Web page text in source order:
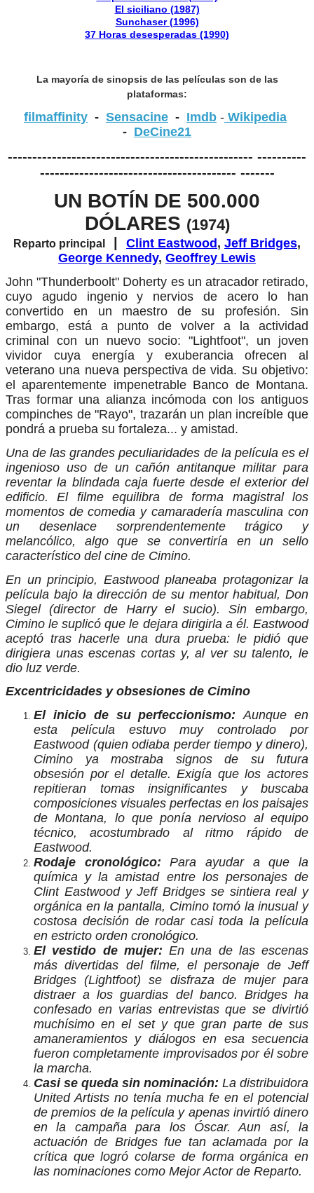
El siciliano (1987)
Sunchaser (1996)
37 Horas desesperadas (1990)
La mayoría de sinopsis de las películas son de las
plataformas:
filmaffinity - Sensacine - Imdb - Wikipedia
- DeCine21
-------------------------------------------------- ----------
---------------------------------------- -------
UN BOTÍN DE 500.000
DÓLARES (1974)
Reparto principal Clint Eastwood , Jeff Bridges,
George Kennedy, Geoffrey Lewis
John "Thunderboolt" Doherty es un atracador retirado,
cuyo agudo ingenio y nervios de acero lo han
convertido en un maestro de su profesión. Sin
embargo, está a punto de volver a la actividad
criminal con un nuevo socio: "Lightfoot", un joven
vividor cuya energía y exuberancia ofrecen al
veterano una nueva perspectiva de vida. Su objetivo:
el aparentemente impenetrable Banco de Montana.
Tras formar una alianza incómoda con los antiguos
compinches de "Rayo", trazarán un plan increíble que
pondrá a prueba su fortaleza... y amistad.
Una de las grandes peculiaridades de la película es el
ingenioso uso de un cañón antitanque militar para
reventar la blindada caja fuerte desde el exterior del
edificio. El filme equilibra de forma magistral los
momentos de comedia y camaradería masculina con
un desenlace sorprendentemente trágico y
melancólico, algo que se convertiría en un sello
característico del cine de Cimino.
En un principio, Eastwood planeaba protagonizar la
película bajo la dirección de su mentor habitual, Don
Siegel (director de Harry el sucio). Sin embargo,
Cimino le suplicó que le dejara dirigirla a él. Eastwood
aceptó tras hacerle una dura prueba: le pidió que
dirigiera unas escenas cortas y, al ver su talento, le
dio luz verde.
Excentricidades y obsesiones de Cimino
El inicio de su perfeccionismo:Aunque en
esta película estuvo muy controlado por
Eastwood (quien odiaba perder tiempo y dinero),
Cimino ya mostraba signos de su futura
obsesión por el detalle. Exigía que los actores
repitieran tomas insignificantes y buscaba
composiciones visuales perfectas en los paisajes
de Montana, lo que ponía nervioso al equipo
técnico, acostumbrado al ritmo rápido de
Eastwood.
Rodaje cronológico: Para ayudar a que la
química y la amistad entre los personajes de
Clint Eastwood y Jeff Bridges se sintiera real y
orgánica en la pantalla, Cimino tomó la inusual y
costosa decisión de rodar casi toda la película
en estricto orden cronológico.
El vestido de mujer: En una de las escenas
más divertidas del filme, el personaje de Jeff
Bridges (Lightfoot) se disfraza de mujer para
distraer a los guardias del banco. Bridges ha
confesado en varias entrevistas que se divirtió
muchísimo en el set y que gran parte de sus
amaneramientos y diálogos en esa secuencia
fueron completamente improvisados por él sobre
la marcha.
Casi se queda sin nominación: La distribuidora
United Artists no tenía mucha fe en el potencial
de premios de la película y apenas invirtió dinero
en la campaña para los Óscar. Aun así, la
actuación de Bridges fue tan aclamada por la
crítica que logró colarse de forma orgánica en
las nominaciones como Mejor Actor de Reparto.